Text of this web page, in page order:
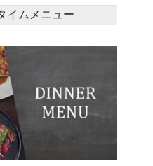
イムメニュー